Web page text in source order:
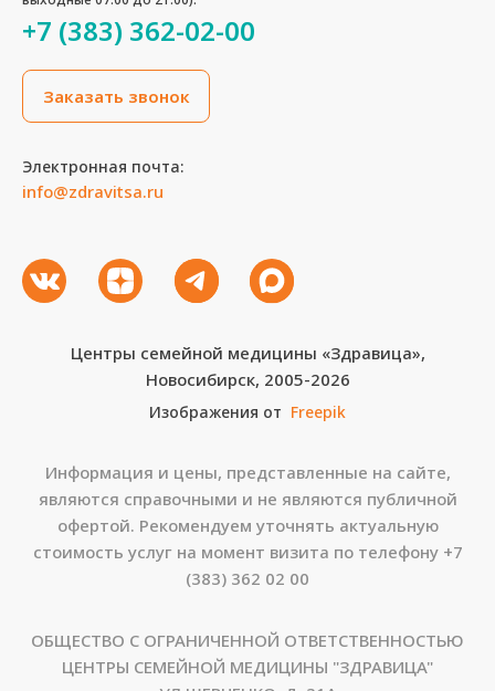
+7 (383) 362-02-00
Заказать звонок
Электронная почта:
info@zdravitsa.ru
Центры семейной медицины «Здравица»,
Новосибирск, 2005-2026
Изображения от Freepik
Информация и цены, представленные на сайте,
являются справочными и не являются публичной
офертой. Рекомендуем уточнять актуальную
стоимость услуг на момент визита по телефону +7
(383) 362 02 00
ОБЩЕСТВО С ОГРАНИЧЕННОЙ ОТВЕТСТВЕННОСТЬЮ
ЦЕНТРЫ СЕМЕЙНОЙ МЕДИЦИНЫ "ЗДРАВИЦА"